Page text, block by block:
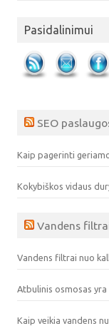
Pasidalinimui
SEO
Kaip pagerinti
Kokybiškos vidaus
Vandens
Vandens filtrai nuo
Atbulinis osmosas
Kaip veikia vandens